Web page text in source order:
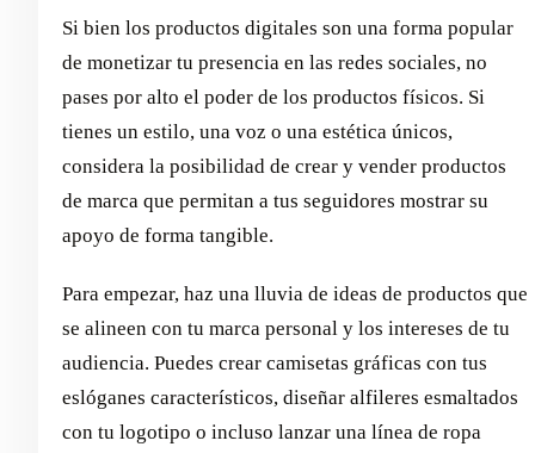
Si bien los productos digitales son una forma popular
de monetizar tu presencia en las redes sociales, no
pases por alto el poder de los productos físicos. Si
tienes un estilo, una voz o una estética únicos,
considera la posibilidad de crear y vender productos
de marca que permitan a tus seguidores mostrar su
apoyo de forma tangible.
Para empezar, haz una lluvia de ideas de productos que
se alineen con tu marca personal y los intereses de tu
audiencia. Puedes crear camisetas gráficas con tus
eslóganes característicos, diseñar alfileres esmaltados
con tu logotipo o incluso lanzar una línea de ropa